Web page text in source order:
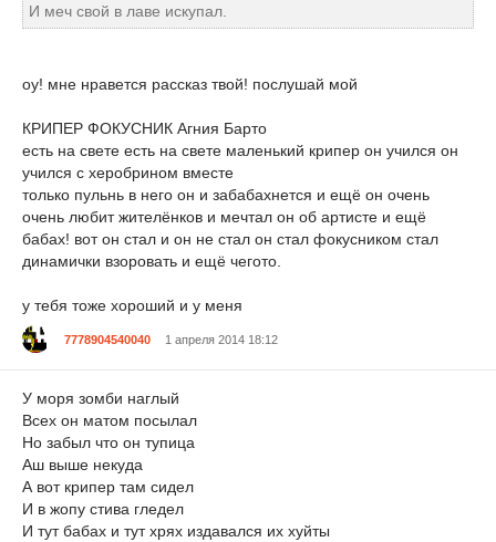
И меч свой в лаве искупал.
оу! мне нравется рассказ твой! послушай мой
КРИПЕР ФОКУСНИК Агния Барто
есть на свете есть на свете маленький крипер он учился он
учился с херобрином вместе
только пульнь в него он и забабахнется и ещё он очень
очень любит жителёнков и мечтал он об артисте и ещё
бабах! вот он стал и он не стал он стал фокусником стал
динамички взоровать и ещё чегото.
у тебя тоже хороший и у меня
7778904540040 1 апреля 2014 18:12
У моря зомби наглый
Всех он матом посылал
Но забыл что он тупица
Аш выше некуда
А вот крипер там сидел
И в жопу стива гледел
И тут бабах и тут хрях издавался их хуйты